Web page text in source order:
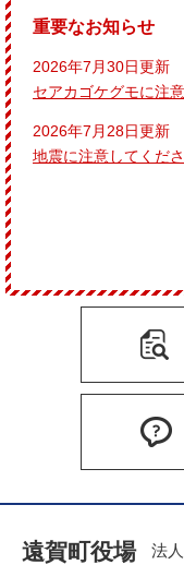
重要なお知らせ
2026年7月30日更新
セアカゴケグモに注意
2026年7月28日更新
地震に注意してくだ
遠賀町役場
法